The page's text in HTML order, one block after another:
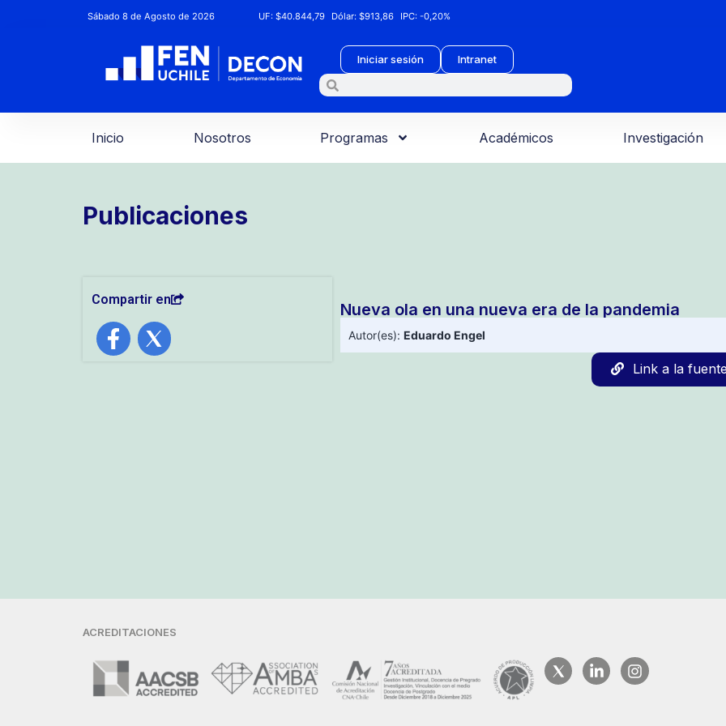
Sábado 8 de Agosto de 2026 UF:$40.844,79 Dólar:$913,86 IPC:-0,20%
Iniciar sesión Intranet
Inicio Nosotros Programas Académicos Investigación
Publicaciones
Compartir en
Nueva ola en una nueva era de la pandemia
Autor(es): Eduardo Engel
Link a la
ACREDITACIONES